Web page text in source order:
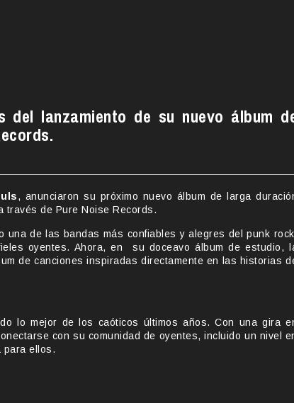
del lanzamiento de su nuevo álbum
, anunciaron su próximo nuevo álbum de larga
través de Pure Noise Records.
una de las bandas más confiables y alegres del punk
oyentes. Ahora, en su doceavo álbum de estudio,
de canciones inspiradas directamente en las historias
lo mejor de los caóticos últimos años. Con una gira
con su comunidad de oyentes, incluido un nivel
para ellos.